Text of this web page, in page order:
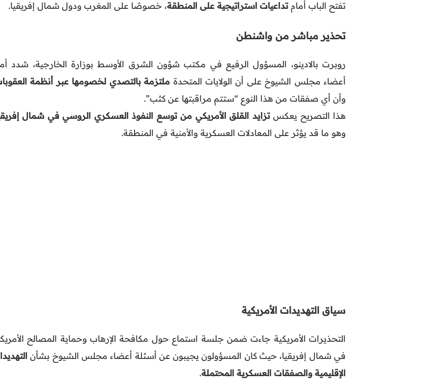
تفتح الباب أمامتداعيات استراتيجية على المنطقة، خصوصًا على المغرب ودول شمال إفريقيا.
تحذير مباشر من واشنطن
روبرت بالادينو، المسؤول الرفيع في مكتب شؤون الشرق الأوسط بوزارة الخارجية، شدد
أعضاء مجلس الشيوخ على أن الولايات المتحدة ملتزمة بالتصدي لخصومها عبر أنظمة
وأن أي صفقات من هذا النوع “ستتم مراقبتها عن كثب”.
هذا التصريح يعكستزايد القلق الأمريكي من توسع النفوذ العسكري الروسي في شمال
وهو ما قد يؤثر على المعادلات العسكرية والأمنية في المنطقة.
سياق التهديدات الأمريكية
التحذيرات الأمريكية جاءت ضمن جلسة استماع حول مكافحة الإرهاب وحماية المصالح
في شمال إفريقيا، حيث كان المسؤولون يجيبون عن أسئلة أعضاء مجلس الشيوخ بشأن
الإقليمية والصفقات العسكرية المحتملة.